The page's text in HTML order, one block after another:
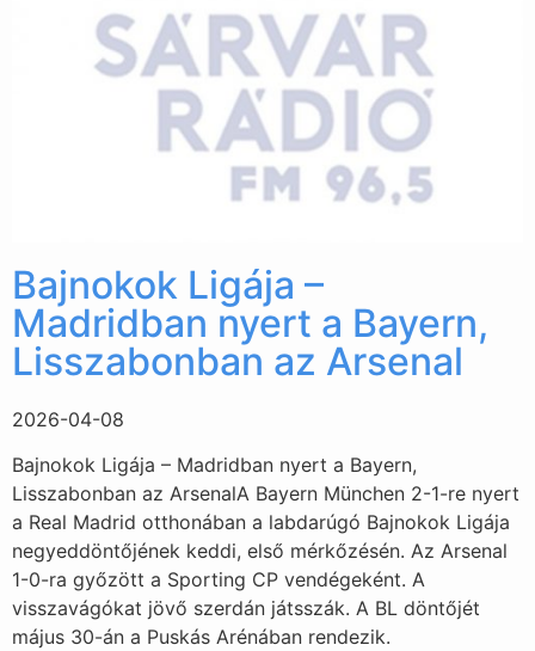
Bajnokok Ligája –
Madridban nyert a Bayern,
Lisszabonban az Arsenal
2026-04-08
Bajnokok Ligája – Madridban nyert a Bayern,
Lisszabonban az ArsenalA Bayern München 2-1-re nyert
a Real Madrid otthonában a labdarúgó Bajnokok Ligája
negyeddöntőjének keddi, első mérkőzésén. Az Arsenal
1-0-ra győzött a Sporting CP vendégeként. A
visszavágókat jövő szerdán játsszák. A BL döntőjét
május 30-án a Puskás Arénában rendezik.